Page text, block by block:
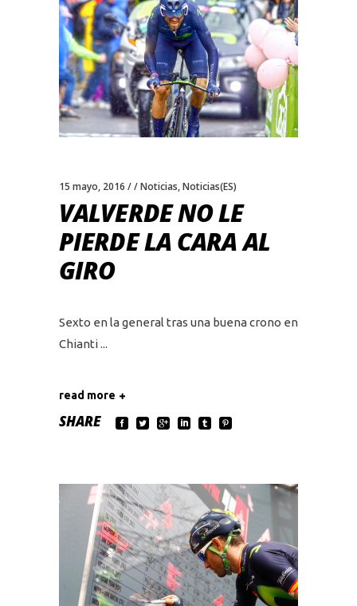
15 mayo, 2016 Noticias,Noticias(ES)
VALVERDE NO LE
PIERDE LA CARA AL
GIRO
Sexto en la general tras una buena crono en
Chianti
read more
SHARE